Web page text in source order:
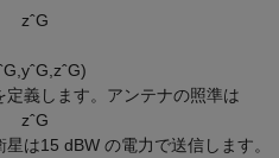
zˆG
G yˆG zˆG)
義します。アンテナの照準は
zˆG
は15 dBW の電力で送信します。